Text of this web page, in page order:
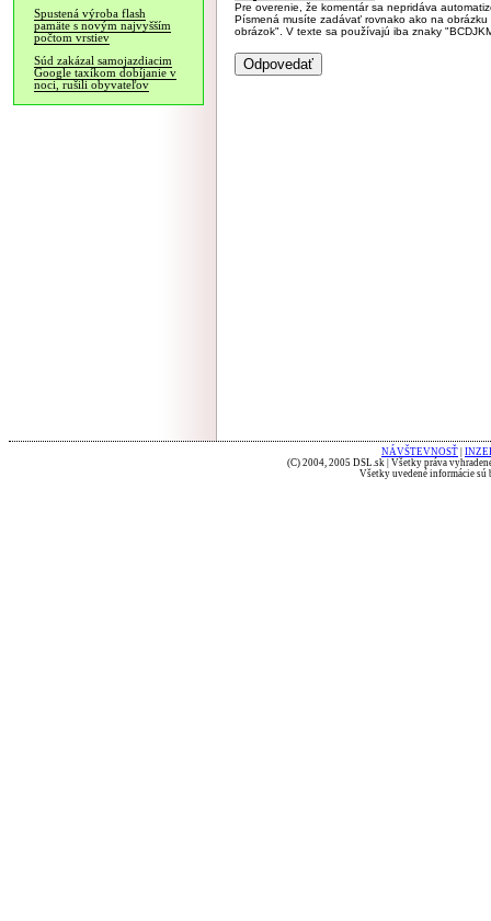
Spustená výroba flash
pamäte s novým najvyšším
počtom vrstiev
Súd zakázal samojazdiacim
Google taxíkom dobíjanie v
noci, rušili obyvateľov
Pre overenie, že komentár sa nepridáva
Písmená musíte zadávať rovnako ako na
obrázok". V texte sa používajú iba znaky
NÁVŠTEVNOSŤ
(C) 2004, 2005 DSL.sk | Všetky práva
Všetky uvedené informácie sú